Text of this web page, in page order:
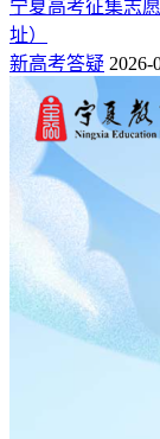
宁夏高考征集志
址）
新高考答疑 2026-